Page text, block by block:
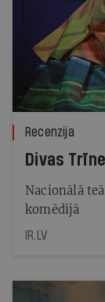
Recenzija
Divas
Nacionālā
komēdijā
IR.LV